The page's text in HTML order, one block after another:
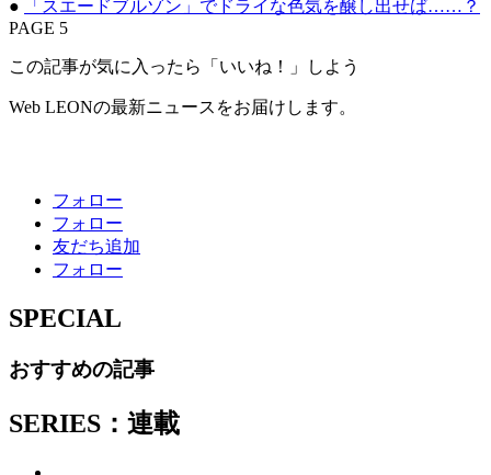
●
「スエードブルゾン」でドライな色気を醸し出せば……？
PAGE 5
この記事が気に入ったら「いいね！」しよう
Web LEONの最新ニュースをお届けします。
フォロー
フォロー
友だち追加
フォロー
SPECIAL
おすすめの記事
SERIES：連載